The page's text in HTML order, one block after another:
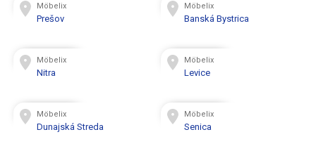
Möbelix
Prešov
Möbelix
Banská Bystrica
Möbelix
Nitra
Möbelix
Levice
Möbelix
Dunajská Streda
Möbelix
Senica